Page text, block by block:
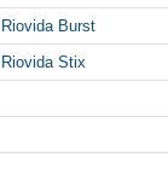
Burst
Stix